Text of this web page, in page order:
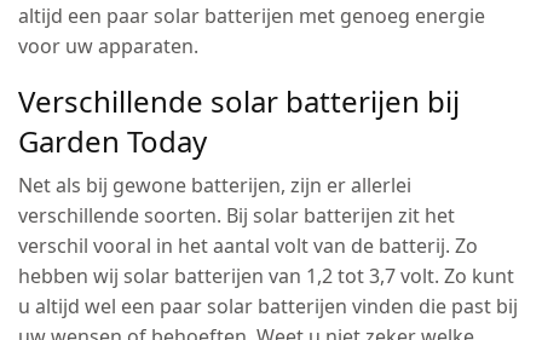
altijd een paar solar batterijen met genoeg energie
voor uw apparaten.
Verschillende solar batterijen bij
Garden Today
Net als bij gewone batterijen, zijn er allerlei
verschillende soorten. Bij solar batterijen zit het
verschil vooral in het aantal volt van de batterij. Zo
hebben wij solar batterijen van 1,2 tot 3,7 volt. Zo kunt
u altijd wel een paar solar batterijen vinden die past bij